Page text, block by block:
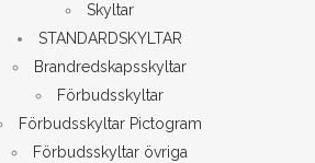
Skyltar
STANDARDSKYLTAR
Brandredskapsskyltar
Förbudsskyltar
Förbudsskyltar Pictogram
Förbudsskyltar övriga